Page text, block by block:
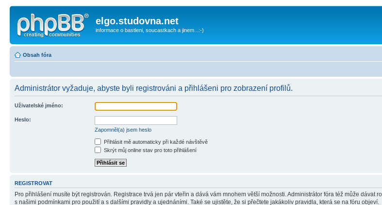
elgo.studovna.net
informace o bastleni, soucastkach a jinem...:-)
Obsah fóra
Administrátor vyžaduje, abyste byli registrováni a přihlášeni pro zobrazení profilů.
Uživatelské jméno:
Heslo:
Zapomněl(a) jsem heslo
Přihlásit mě automaticky při každé návštěvě
Skrýt můj online stav pro toto přihlášení
REGISTROVAT
Pro přihlášení musíte být registrován. Registrace trvá jen pár vteřin a dává vám mnohem větší možnosti. Administrátor fóra též může
s našimi podmínkami pro použití a s dalšími pravidly a ujednáními. Také se ujistěte, že si přečtete jakákoliv pravidla, která se na fóru objeví.